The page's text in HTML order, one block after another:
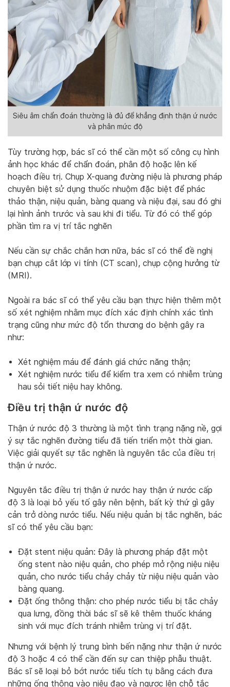
Siêu âm chẩn đoán thường là đủ để khẳng định thận ứ nước
và phân mức độ
Tùy trường hợp, bác sĩ có thể cần một số công cụ hình
ảnh học khác để chẩn đoán, phân độ hoặc lên kế
hoạch điều trị. Chụp X-quang đường niệu là phương pháp
chuyên biệt sử dụng thuốc nhuộm đặc biệt để phác
thảo thận, niệu quản, bàng quang và niệu đại, sau đó ghi
lại hình ảnh trước và sau khi đi tiểu. Từ đó có thể góp
phần tìm ra vị trí tắc nghẽn
Nếu cần sự chắc chắn hơn nữa, bác sĩ có thể đề nghị
bạn chụp cắt lớp vi tính (CT scan), chụp cộng hưởng từ
(MRI).
Ngoài ra bác sĩ có thể yêu cầu bạn thực hiện thêm một
số xét nghiệm nhằm mục đích xác định chính xác tình
trạng cũng như mức độ tổn thương do bệnh gây ra
như:
Xét nghiệm máu để đánh giá chức năng thận;
Xét nghiệm nước tiểu để kiểm tra xem có nhiễm trùng
hau sỏi tiết niệu hay không.
Điều trị thận ứ nước độ
Thận ứ nước độ 3 thường là một tình trạng nặng nề, gợi
ý sự tắc nghẽn đường tiểu đã tiến triển một thời gian.
Việc giải quyết sự tắc nghẽn là nguyên tắc của điều trị
thận ứ nước.
Nguyên tắc điều trị thận ứ nước hay thận ứ nước cấp
độ 3 là loại bỏ yếu tố gây nên bệnh, bất kỳ thứ gì gây
cản trở dòng nước tiểu. Nếu niệu quản bị tắc nghẽn, bác
sĩ có thể yêu cầu bạn:
Đặt stent niệu quản: Đây là phương pháp đặt một
ống stent nào niệu quản, cho phép mở rộng niệu niệu
quản, cho nước tiểu chảy chảy từ niệu niệu quản vào
bàng quang.
Đặt ống thông thận: cho phép nước tiểu bị tắc chảy
qua lưng, đồng thời bác sĩ sẽ kê thêm thuốc kháng
sinh với mục đích tránh nhiễm trùng vị trí đặt.
Nhưng với bệnh lý trung bình bến nặng như thận ứ nước
độ 3 hoặc 4 có thể cần đến sự can thiệp phẫu thuật.
Bác sĩ sẽ loại bỏ bớt nước tiểu tích tụ bằng cách đưa
những ống thông vào niệu đạo và ngược lên chỗ tắc